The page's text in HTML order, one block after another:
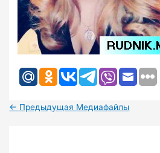
← Предыдущая Медиафайлы